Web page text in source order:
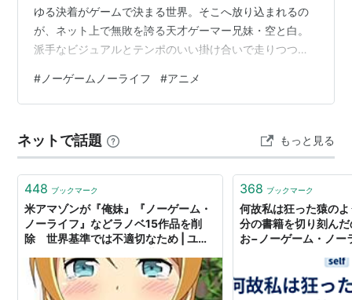
ゆる決着がゲームで決まる世界。そこへ放り込まれるの
が、ネット上で無敗を誇る天才ゲーマー兄妹・空と白。
派手なビジュアルとテンポのいい掛け合いで走りつつ、
まで引っ張られる。 この記事で書くこと どんな作品か
（ネタバレなし） 見どころ 好みが分かれそうな点 おす
レなし） 現実世界を冷めた目で見ていたゲーマー兄妹・
空と白（通称：空白）。そんな2人の前に、神を名乗る少
年テトが現れ、異世界へ召喚…
# ノーゲームノーライフ #アニメ
ネットで話題 もっと見る
448 ブックマーク
米アマゾンが『俺妹』『ノーゲーム・
ノーライフ』などラノベ15作品を削
除 世界基準では不適切なため | ユル
368 ブックマーク
何故私は狂った猿の
分の書籍を切り刻ん
お−ノーゲーム・ノー